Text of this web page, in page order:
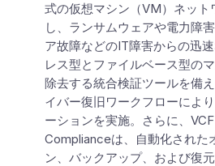
式の仮想マシン（VM）ネット
し、ランサムウェアや電力障
ア故障などのIT障害からの迅
レス型とファイルベース型の
除去する統合検証ツールを備
イバー復旧ワークフローによ
ーションを実施。さらに、
Complianceは、自動化された
ン、バックアップ、および復